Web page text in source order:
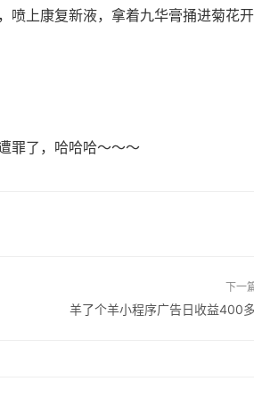
上康复新液，拿着九华膏捅进菊花
罪了，哈哈哈～～～
下一
羊了个羊小程序广告日收益400